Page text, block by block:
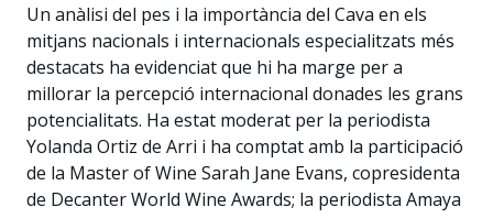
Un anàlisi del pes i la importància del Cava en els
mitjans nacionals i internacionals especialitzats més
destacats ha evidenciat que hi ha marge per a
millorar la percepció internacional donades les grans
potencialitats. Ha estat moderat per la periodista
Yolanda Ortiz de Arri i ha comptat amb la participació
de la Master of Wine Sarah Jane Evans, copresidenta
de Decanter World Wine Awards; la periodista Amaya